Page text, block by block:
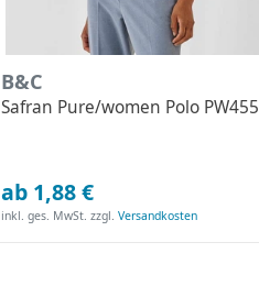
B&C
Safran Pure/women Polo PW455
ab 1,88 €
inkl. ges. MwSt. zzgl.Versandkosten